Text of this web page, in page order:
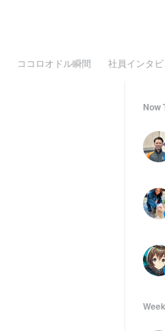
ココロオドル瞬間 社員インタ
Now